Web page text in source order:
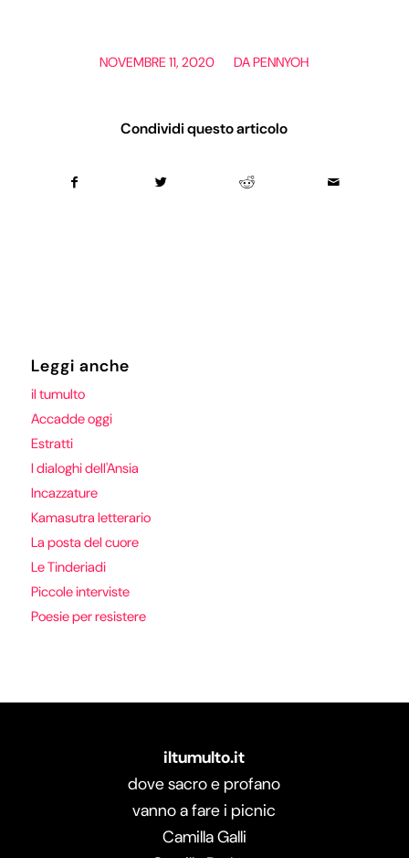
NOVEMBRE 11, 2020
/ DAPENNYOH
Condividi questo articolo
Leggi anche
il tumulto
Accadde oggi
Estratti
I dialoghi dell'Ansia
Incazzature
Kamasutra letterario
La posta del cuore
Le Tinderiadi
Piccole interviste
Poesie per resistere
iltumulto.it
dove sacro e profano
vanno a fare i picnic
Camilla Galli